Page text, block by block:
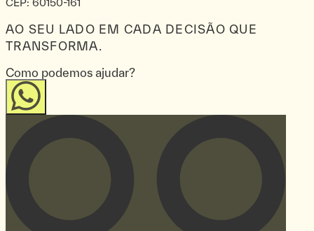
CEP: 60150-161
AO SEU LADO EM CADA DECISÃO QUE
TRANSFORMA.
Como podemos ajudar?